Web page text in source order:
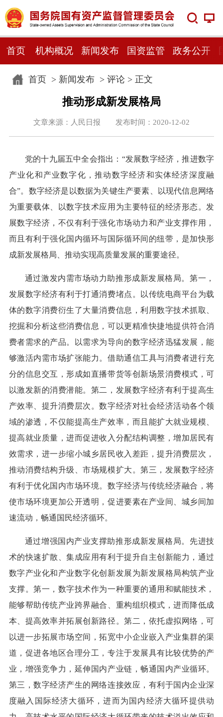
首页 机构概况 新闻发布 国资监管 政务公开
首页> 新闻发布> 评论 > 正文
推动形成新发展格局
文章来源：人民日报 发布时间：2020-12-02
党的十九届五中全会指出：“发展数字经济，推进数字
产业化和产业数字化，推动数字经济和实体经济深度融
合”。数字经济是以数据为关键生产要素、以现代信息网络
为重要载体、以数字技术应用为主要特征的经济形态。发
展数字经济，不仅有利于强化市场动力和产业支撑作用，
而且有利于强化国内循环与国际循环间的纽带，是加快形
成新发展格局、推动实现高质量发展的重要途径。
通过激发内需市场动力助推形成新发展格局。第一，
发展数字经济有利于打通消费堵点。以传统电商平台为载
体的数字消费衍生了大量消费信息，利用数字技术抓取、
挖掘和分析这些消费信息，可以更精准快捷地提供符合消
费者需求的产品。以需求为导向的数字经济迅猛发展，能
够激活内需市场扩张能力。借助通信工具与消费者进行充
分的信息交互，形成如直播带货等创新场景消费模式，可
以激发新的消费潜能。第二，发展数字经济有利于提高生
产效率、提升消费层次。数字经济对社会经济活动各个领
域的渗透，不仅能提高生产效率，而且能扩大就业规模、
提高就业质量，进而促进收入分配结构调整，增加居民有
效需求，进一步缩小城乡居民收入差距，提升消费层次，
推动消费结构升级、市场规模扩大。第三，发展数字经济
有利于优化国内市场环境。数字经济与传统经济融合，将
使市场环境更加公开透明，促进要素在产业间、城乡间加
速流动，畅通国民经济循环。
通过增强国内产业支撑助推形成新发展格局。先进技
术的快速扩散、集成应用有利于提升自主创新能力，通过
数字产业化和产业数字化创新发展为新发展格局构筑产业
支撑。第一，数字技术作为一种重要的通用和赋能技术，
能够帮助传统产业跨界融合、重构组织模式，进而降低成
本、提高效率并拓展创新路径。第二，依托虚拟网络，可
以进一步拓展市场空间，拓宽中小企业嵌入产业集群的渠
道，促进各地区合理分工，专注于发展具有比较优势的产
业，增强竞争力，延伸国内产业链，畅通国内产业循环。
第三，数字经济产生的网络连接效应，有利于国内企业深
度融入国际经济大循环，进而为国内经济大循环提供动